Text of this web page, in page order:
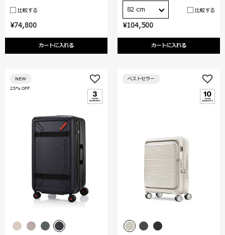
¥74,800
カートに入れる
比較する
¥104,500
カートに入れる
82 cm 比較する
25% OFF
NEW ベストセラー